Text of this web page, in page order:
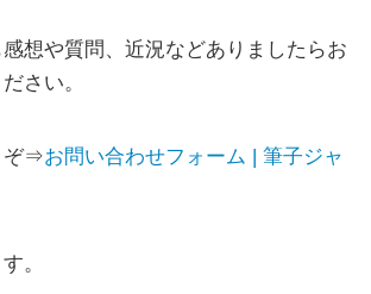
想や質問、近況などありましたらお
さい。
ぞ⇒お問い合わせフォーム | 筆子ジャ
。